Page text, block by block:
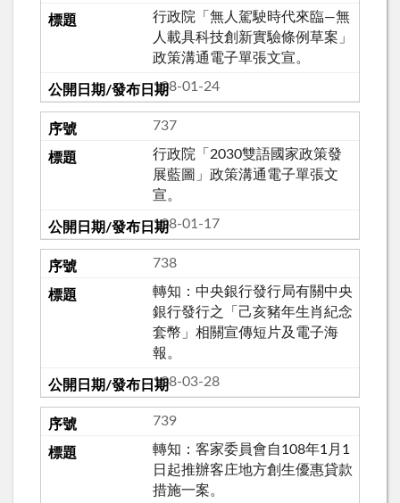
行政院「無人駕駛時代來臨—無
人載具科技創新實驗條例草案」
政策溝通電子單張文宣。
108-01-24
737
行政院「2030雙語國家政策發
展藍圖」政策溝通電子單張文
宣。
108-01-17
738
轉知：中央銀行發行局有關中央
銀行發行之「己亥豬年生肖紀念
套幣」相關宣傳短片及電子海
報。
108-03-28
739
轉知：客家委員會自108年1月1
日起推辦客庄地方創生優惠貸款
措施一案。